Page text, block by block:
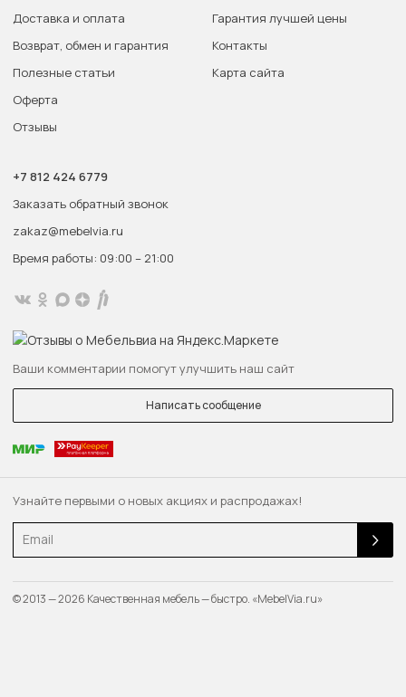
Узнайте первыми о новых акциях и распродажах!
Email
Доставка и оплата
Возврат, обмен и гарантия
Полезные статьи
Оферта
Отзывы
Гарантия лучшей цены
Контакты
Карта сайта
+7 812 424 6779
Заказать обратный звонок
zakaz@mebelvia.ru
Время работы: 09:00 – 21:00
Ваши комментарии помогут улучшить наш сайт
Написать сообщение
© 2013 — 2026 Качественная мебель — быстро. «MebelVia.ru»